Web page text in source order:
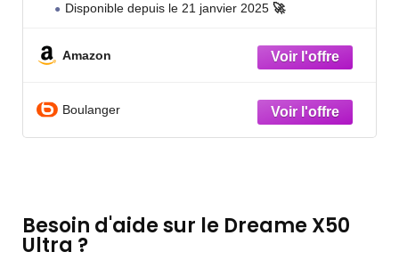
Disponible depuis le 21 janvier 2025 🚀
Amazon
Boulanger
Besoin d'aide sur le Dreame X50
Ultra ?